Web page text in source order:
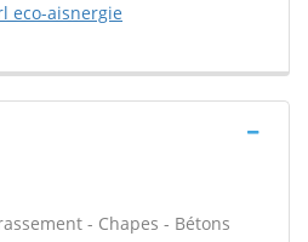
eco-aisnergie
- Chapes - Bétons